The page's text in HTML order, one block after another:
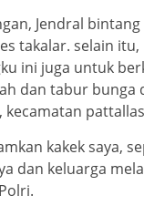
Jendral
takalar. selain
ini juga untuk
dan tabur bunga
kakek saya,
dan keluarga